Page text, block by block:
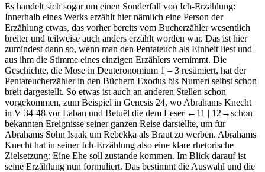
Es handelt sich sogar um einen Sonderfall von Ich-Erzählung:
Innerhalb eines Werks erzählt hier nämlich eine Person der
Erzählung etwas, das vorher bereits vom Bucherzähler wesentlich
breiter und teilweise auch anders erzählt worden war. Das ist hier
zumindest dann so, wenn man den Pentateuch als Einheit liest und
aus ihm die Stimme eines einzigen Erzählers vernimmt. Die
Geschichte, die Mose in Deuteronomium 1 – 3 resümiert, hat der
Pentateucherzähler in den Büchern Exodus bis Numeri selbst schon
breit dargestellt. So etwas ist auch an anderen Stellen schon
vorgekommen, zum Beispiel in Genesis 24, wo Abrahams Knecht
in V 34-48 vor Laban und Betuël die dem Leser ←11 | 12→schon
bekannten Ereignisse seiner ganzen Reise darstellte, um für
Abrahams Sohn Isaak um Rebekka als Braut zu werben. Abrahams
Knecht hat in seiner Ich-Erzählung also eine klare rhetorische
Zielsetzung: Eine Ehe soll zustande kommen. Im Blick darauf ist
seine Erzählung nun formuliert. Das bestimmt die Auswahl und die